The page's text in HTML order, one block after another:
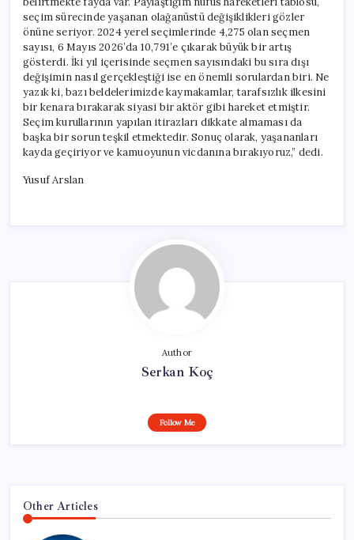
seçim sürecinde yaşanan olağanüstü değişiklikleri gözler
önüne seriyor. 2024 yerel seçimlerinde 4,275 olan seçmen
sayısı, 6 Mayıs 2026’da 10,791’e çıkarak büyük bir artış
gösterdi. İki yıl içerisinde seçmen sayısındaki bu sıra dışı
değişimin nasıl gerçekleştiği ise en önemli sorulardan biri. Ne
yazık ki, bazı beldelerimizde kaymakamlar, tarafsızlık ilkesini
bir kenara bırakarak siyasi bir aktör gibi hareket etmiştir.
Seçim kurullarının yapılan itirazları dikkate almaması da
başka bir sorun teşkil etmektedir. Sonuç olarak, yaşananları
kayda geçiriyor ve kamuoyunun vicdanına bırakıyoruz,” dedi.
Yusuf Arslan
Author
Serkan Koç
Follow Me
Other Articles